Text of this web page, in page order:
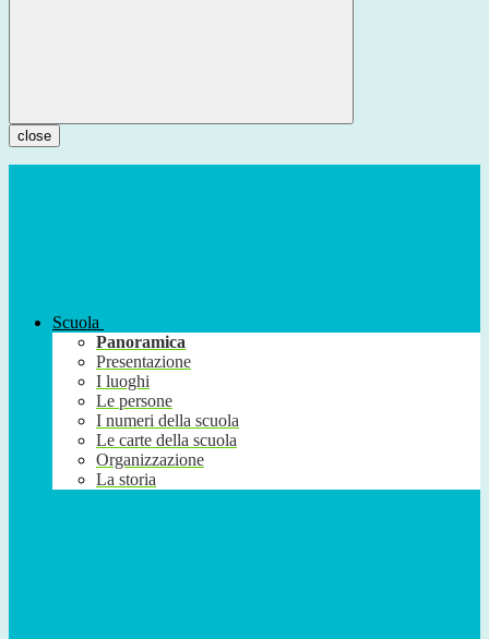
close
Scuola
Panoramica
Presentazione
I luoghi
Le persone
I numeri della scuola
Le carte della scuola
Organizzazione
La storia